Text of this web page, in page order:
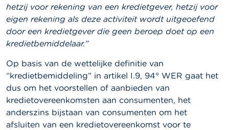
hetzij voor rekening van een kredietgever, hetzij voor
eigen rekening als deze activiteit wordt uitgeoefend
door een kredietgever die geen beroep doet op een
kredietbemiddelaar.”
Op basis van de wettelijke definitie van
“kredietbemiddeling” in artikel I.9, 94° WER gaat het
dus om het voorstellen of aanbieden van
kredietovereenkomsten aan consumenten, het
anderszins bijstaan van consumenten om het
afsluiten van een kredietovereenkomst voor te